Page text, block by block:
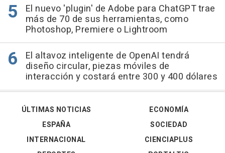
El nuevo 'plugin' de Adobe para ChatGPT trae
más de 70 de sus herramientas, como
Photoshop, Premiere o Lightroom
El altavoz inteligente de OpenAI tendrá
diseño circular, piezas móviles de
interacción y costará entre 300 y 400 dólares
ÚLTIMAS NOTICIAS
ESPAÑA
INTERNACIONAL
ECONOMÍA
SOCIEDAD
CIENCIAPLUS